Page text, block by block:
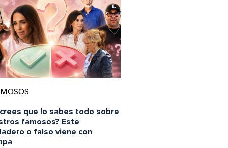
que lo sabes todo sobre
famosos? Este
o falso viene con